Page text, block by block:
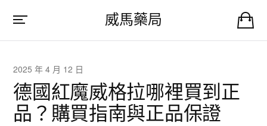
威馬藥局
2025 年 4 月 12 日
德國紅魔威格拉哪裡買到正
品？購買指南與正品保證